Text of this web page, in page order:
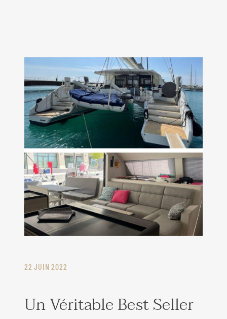
22 JUIN 2022
Un Véritable Best Seller